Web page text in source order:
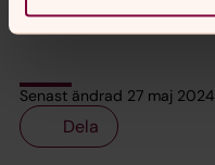
Senast ändrad 27 maj 2024
Dela